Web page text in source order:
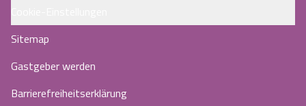
Sitemap
Gastgeber werden
Barrierefreiheitserklärung